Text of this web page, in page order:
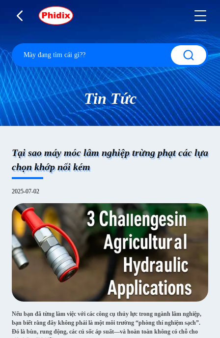
Tin Tức
Tại sao máy móc lâm nghiệp trừng phạt các lựa
chọn khớp nối kém
2025-07-02
Nếu bạn đã từng làm việc với các công cụ thủy lực trong ngành lâm nghiệp,
bạn biết rằng đây không phải là một môi trường “phòng thí nghiệm sạch”.
Đó là bùn, rung động, các cú sốc áp suất—và hoàn toàn không có chỗ cho